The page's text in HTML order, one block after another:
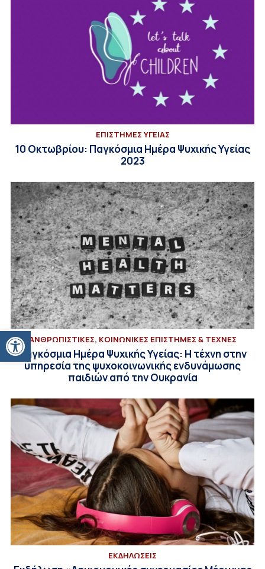
Ανοίξτε τη γραμμή εργαλείων
ΕΠΙΣΤΗΜΕΣ ΥΓΕΙΑΣ
10 Οκτωβρίου: Παγκόσμια Ημέρα Ψυχικής Υγείας
2023
ΑΝΘΡΩΠΙΣΤΙΚΕΣ, ΚΟΙΝΩΝΙΚΕΣ ΕΠΙΣΤΗΜΕΣ & ΤΕΧΝΕΣ
Παγκόσμια Ημέρα Ψυχικής Υγείας: H τέχνη στην
υπηρεσία της ψυχοκοινωνικής ενδυνάμωσης
παιδιών από την Ουκρανία
ΕΚΔΗΛΩΣΕΙΣ